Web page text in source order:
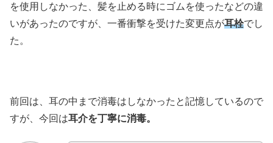
を使用しなかった、髪を止める時にゴムを使ったなどの違
いがあったのですが、一番衝撃を受けた変更点が耳栓でし
た。
前回は、耳の中まで消毒はしなかったと記憶しているので
すが、今回は耳介を丁寧に消毒。